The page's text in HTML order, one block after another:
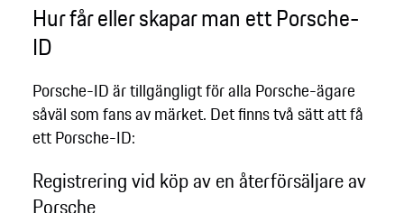
Hur får eller skapar man ett Porsche-
ID
Porsche-ID är tillgängligt för alla Porsche-ägare
såväl som fans av märket. Det finns två sätt att få
ett Porsche-ID:
Registrering vid köp av en återförsäljare av
Porsche